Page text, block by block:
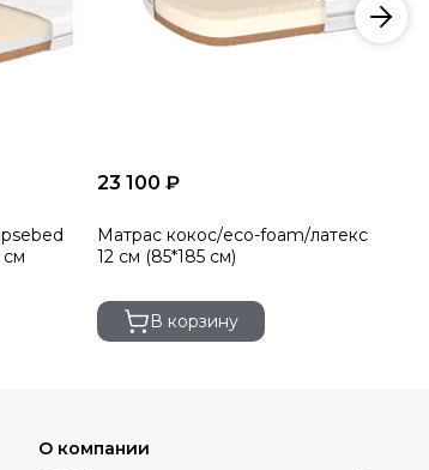
23 100 ₽
Матрас кокос/eco-foam/латекс
12 см (85*185 см)
В корзину
О компании